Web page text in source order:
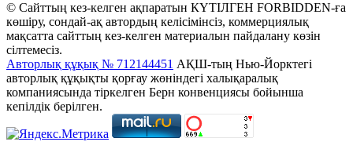
© Сайттың кез-келген ақпаратын КҮТІЛГЕН FORBIDDEN-ға
көшіру, сондай-ақ автордың келісімінсіз, коммерциялық
мақсатта сайттың кез-келген материалын пайдалану көзін
сілтемесіз.
Авторлық құқық № 712144451 АҚШ-тың Нью-Йорктегі
авторлық құқықты қорғау жөніндегі халықаралық
компаниясында тіркелген Берн конвенциясы бойынша
кепілдік берілген.